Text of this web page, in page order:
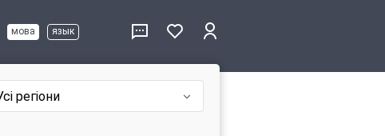
мова язык
регіони